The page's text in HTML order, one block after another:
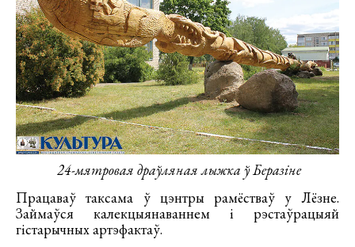
24-мятровая драўляная лыжка ўБеразіне
Працаваў таксама ў цэнтры рамёстваў у Лёзне.
Займаўся калекцыянаваннем і рэстаўрацыяй
гістарычных артэфактаў.